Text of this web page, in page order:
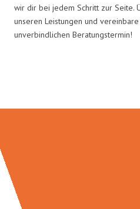
wir dir bei jedem Schritt zur Seite.
unseren Leistungen und
unverbindlichen Beratungstermin!